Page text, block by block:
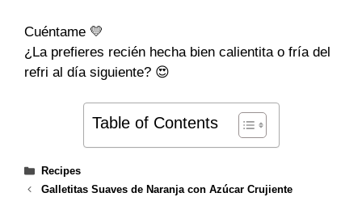
Cuéntame 💛
¿La prefieres recién hecha bien calientita o fría del
refri al día siguiente? 😍
Table of Contents
Categories
Recipes
Galletitas Suaves de Naranja con Azúcar Crujiente